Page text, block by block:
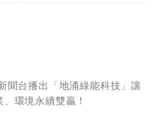
聞台播出「地涌綠能科技」讓
環境永續雙贏！